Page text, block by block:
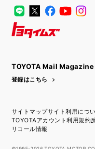
LINE
X Facebook
TOYOTA Mail Magazine
登録はこちら
サイトマップサイト利用につ
TOYOTAアカウント利用規約
リコール情報